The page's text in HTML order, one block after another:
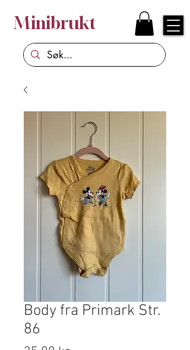
Minibrukt
Body fra Primark Str.
86